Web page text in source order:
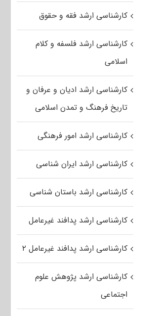
کارشناسی ارشد فقه و حقوق
کارشناسی ارشد فلسفه و کلام
اسلامی
کارشناسی ارشد ادیان و عرفان و
تاریخ فرهنگ و تمدن اسلامی
کارشناسی ارشد امور فرهنگی
کارشناسی ارشد ایران شناسی
کارشناسی ارشد باستان شناسی
کارشناسی ارشد پدافند غیرعامل
کارشناسی ارشد پدافند غیرعامل ۲
کارشناسی ارشد پژوهش علوم
اجتماعی